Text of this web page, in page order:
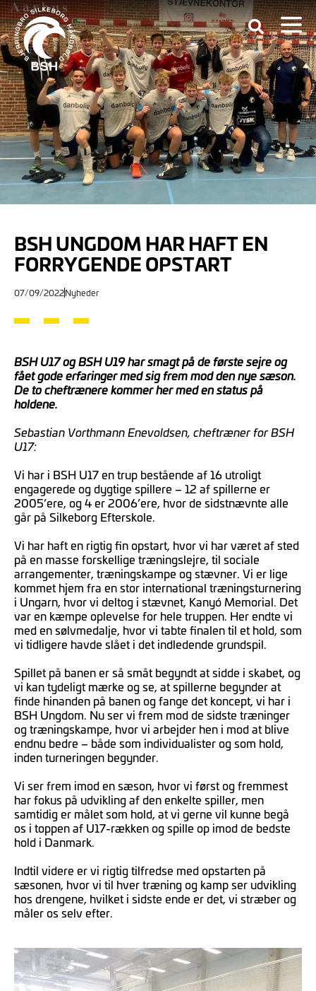
BSH UNGDOM HAR HAFT EN
FORRYGENDE OPSTART
07/09/2022Nyheder
BSH U17 og BSH U19 har smagt på de første sejre og
fået gode erfaringer med sig frem mod den nye sæson.
De to cheftrænere kommer her med en status på
holdene.
Sebastian Vorthmann Enevoldsen, cheftræner for BSH
U17:
Vi har i BSH U17 en trup bestående af 16 utroligt
engagerede og dygtige spillere – 12 af spillerne er
2005’ere, og 4 er 2006’ere, hvor de sidstnævnte alle
går på Silkeborg Efterskole.
Vi har haft en rigtig fin opstart, hvor vi har været af sted
på en masse forskellige træningslejre, til sociale
arrangementer, træningskampe og stævner. Vi er lige
kommet hjem fra en stor international træningsturnering
i Ungarn, hvor vi deltog i stævnet, Kanyó Memorial. Det
var en kæmpe oplevelse for hele truppen. Her endte vi
med en sølvmedalje, hvor vi tabte finalen til et hold, som
vi tidligere havde slået i det indledende grundspil.
Spillet på banen er så småt begyndt at sidde i skabet, og
vi kan tydeligt mærke og se, at spillerne begynder at
finde hinanden på banen og fange det koncept, vi har i
BSH Ungdom. Nu ser vi frem mod de sidste træninger
og træningskampe, hvor vi arbejder hen i mod at blive
endnu bedre – både som individualister og som hold,
inden turneringen begynder.
Vi ser frem imod en sæson, hvor vi først og fremmest
har fokus på udvikling af den enkelte spiller, men
samtidig er målet som hold, at vi gerne vil kunne begå
os i toppen af U17-rækken og spille op imod de bedste
hold i Danmark.
Indtil videre er vi rigtig tilfredse med opstarten på
sæsonen, hvor vi til hver træning og kamp ser udvikling
hos drengene, hvilket i sidste ende er det, vi stræber og
måler os selv efter.